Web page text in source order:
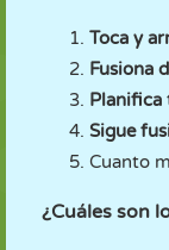
Toca y
Fusiona
Planifica
Sigue
Cuanto
¿Cuáles son